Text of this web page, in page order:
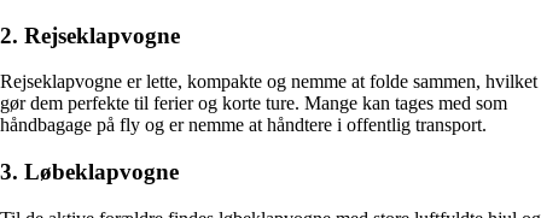
2. Rejseklapvogne
Rejseklapvogne er lette, kompakte og nemme at folde sammen, hvilket
gør dem perfekte til ferier og korte ture. Mange kan tages med som
håndbagage på fly og er nemme at håndtere i offentlig transport.
3. Løbeklapvogne